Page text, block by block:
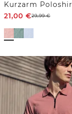
21,00 €29,99€